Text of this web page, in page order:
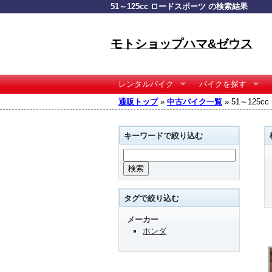
51～125cc ロードスポーツ の検索結果
モトショップハマ&ゼウス
レンタルバイク
バイクを探す
通販トップ» 中古バイク一覧 » 51～125cc
キーワードで絞り込む
タグで絞り込む
メーカー
ホンダ